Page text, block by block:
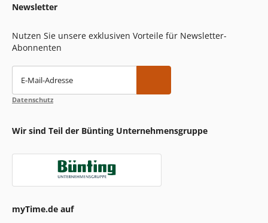
Newsletter
Nutzen Sie unsere exklusiven Vorteile für Newsletter-
Abonnenten
E-Mail-Adresse
Datenschutz
Wir sind Teil der Bünting Unternehmensgruppe
myTime.de auf